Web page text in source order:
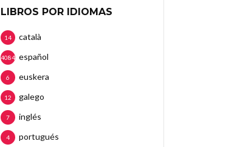
LIBROS POR IDIOMAS
català
14
español
4084
euskera
6
galego
12
inglés
7
portugués
4